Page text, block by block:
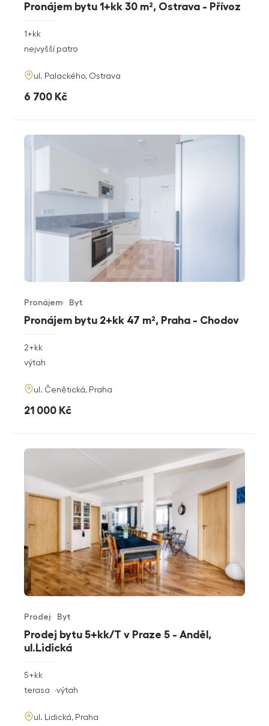
Pronájem bytu 1+kk 30 m², Ostrava - Přívoz
rozměry
dispozice
1+kk
funkce
nejvyšší patro
adresa
ul. Palackého, Ostrava
cena
6 700 Kč
Pronájem bytu 2+kk 47 m², Praha - Chodov
Typ nabídky
Pronájem
Typ nemovitosti
Byt
rozměry
2+kk
funkce
výtah
adresa
ul. Čenětická, Praha
cena
21 000 Kč
Prodej bytu 5+kk/T v Praze 5 - Anděl,
ul.Lidická
Typ nabídky
Prodej
Typ nemovitosti
Byt
rozměry
dispozice
5+kk
funkce
terasa výtah
adresa
ul. Lidická, Praha